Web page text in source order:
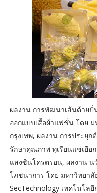
ผลงาน การพัฒนาเส้นด้ายปั่
ออกแบบเสื้อผ้าแฟชั่น โดย
กรุงเทพ, ผลงาน การประยุ
รักษาคุณภาพ ทุเรียนแช่เยือ
แสงซินโครตรอน, ผลงาน
โภชนาการ โดย มหาวิทยาลั
SecTechnology เทคโนโล